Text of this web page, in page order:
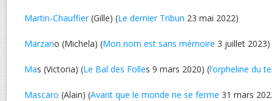
Martin-Chauffier(Gille) (Le dernier Tribun 23 mai 2022)
Marzano (Michela) (Mon nom est sans mémoire 3 juillet 2023)
Mas (Victoria) (Le Bal des Folles 9 mars 2020) (l’orpheline du
Mascaro (Alain) (Avant que le monde ne se ferme 31 mars